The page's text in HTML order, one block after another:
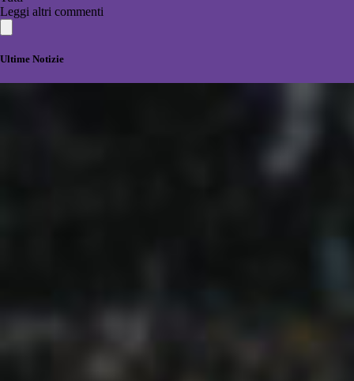
Leggi altri commenti
Ultime Notizie